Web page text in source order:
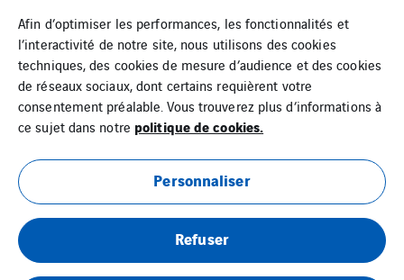
Mentions Légales
Cookies
Afin d’optimiser les performances, les fonctionnalités et
l’interactivité de notre site, nous utilisons des cookies
techniques, des cookies de mesure d’audience et des cookies
de réseaux sociaux, dont certains requièrent votre
consentement préalable. Vous trouverez plus d’informations à
ce sujet dans notre politique de cookies.
Personnaliser
Refuser